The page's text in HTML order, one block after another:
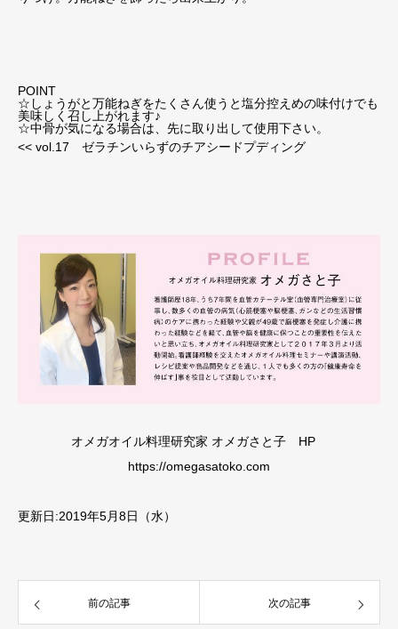
POINT
☆しょうがと万能ねぎをたくさん使うと塩分控えめの味付けでも
美味しく召し上がれます♪
☆中骨が気になる場合は、先に取り出して使用下さい。
<< vol.17 ゼラチンいらずのチアシードプディング
オメガオイル料理研究家 オメガさと子 HP
https://omegasatoko.com
更新日:2019年5月8日（水）
前の記事 次の記事